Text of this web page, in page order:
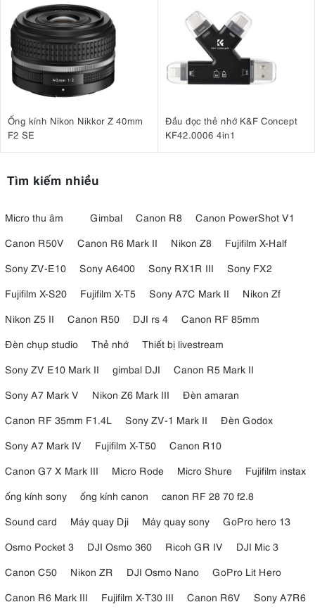
5. Pin lithium 2600mAh cho hiệu suất làm
Đèn flash Godox
V1N sử dụng pin lithium-ion 2600mAh có thể tháo
rời, cung cấp khoảng 480 lần đánh flash toàn công suất sau mỗi lần
sạc đầy. So với các mẫu đèn sử dụng pin AA truyền thống, giải pháp
quá trình tác nghiệp.
Đặc biệt, thời gian hồi đèn chỉ khoảng 1,5 giây giúp nhiếp ảnh gia dễ
Ống kính Nikon Nikkor Z 40mm
F2 SE
Đầu đọc thẻ nhớ K&F Concept
KF42.0006 4in1
Tìm kiếm nhiều
Micro thu âm Gimbal Canon R8
Canon PowerShot V1
Canon R50V
Canon R6 Mark II Nikon Z8
Fujifilm X-Half
Sony ZV-E10
Sony A6400 Sony RX1R III
Sony FX2
Fujifilm X-S20
Fujifilm X-T5 Sony A7C Mark II
Nikon Zf
Nikon Z5 II
Canon R50 DJI rs 4
Canon RF 85mm
Đèn chụp studio
Thẻ nhớ
Thiết bị livestream
Sony ZV E10 Mark II
gimbal DJI
Canon R5 Mark II
Sony A7 Mark V
Nikon Z6 Mark III
Đèn amaran
Canon RF 35mm F1.4L
Sony ZV-1 Mark II
Đèn Godox
Sony A7 Mark IV
Fujifilm X-T50
Canon R10
Canon G7 X Mark III
Micro Rode Micro Shure
Fujifilm instax
ống kính sony
ống kính canon
canon RF 28 70 f2.8
Sound card
Máy quay Dji Máy quay sony
GoPro hero 13
Osmo Pocket 3
DJI Osmo 360 Ricoh GR IV
DJI Mic 3
Canon C50
Nikon ZR DJI Osmo Nano
GoPro Lit Hero
Canon R6 Mark III
Fujifilm X-T30 III Canon R6V
Sony A7R6